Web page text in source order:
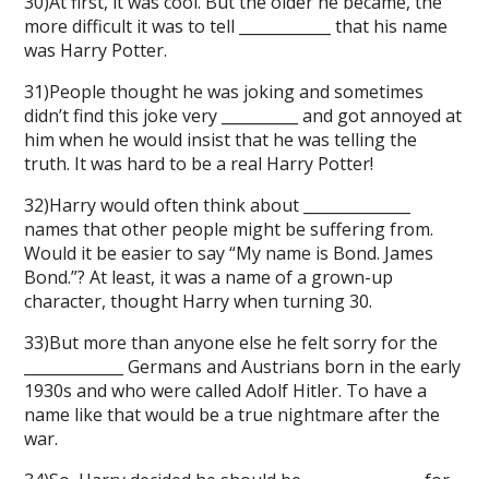
more difficult it was to tell ____________ that his name
was Harry Potter.
31)People thought he was joking and sometimes
didn’t find this joke very __________ and got annoyed at
him when he would insist that he was telling the
truth. It was hard to be a real Harry Potter!
32)Harry would often think about ______________
names that other people might be suffering from.
Would it be easier to say “My name is Bond. James
Bond.”? At least, it was a name of a grown-up
character, thought Harry when turning 30.
33)But more than anyone else he felt sorry for the
_____________ Germans and Austrians born in the early
1930s and who were called Adolf Hitler. To have a
name like that would be a true nightmare after the
war.